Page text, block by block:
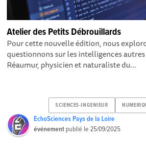
Atelier des Petits Débrouillards
Pour cette nouvelle édition, nous
questionnons sur les intelligences
Réaumur, physicien et naturaliste du...
SCIENCES-INGENIEUR
EchoSciences Pays de la Loire
événement publié le25/09/2025